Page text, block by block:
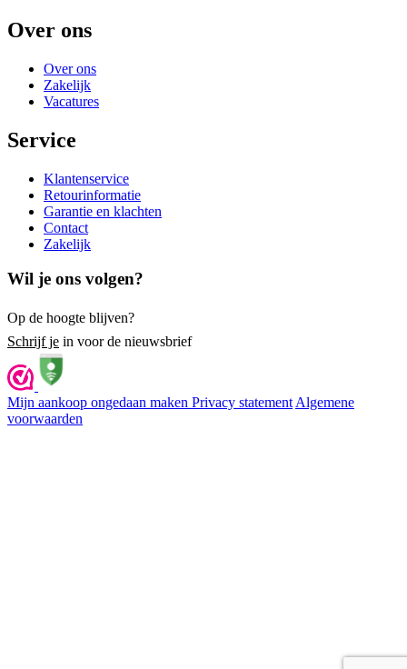
Over ons
Over ons
Zakelijk
Vacatures
Service
Klantenservice
Retourinformatie
Garantie en klachten
Contact
Zakelijk
Wil je ons volgen?
Op de hoogte blijven?
Schrijf je in voor de nieuwsbrief
Mijn aankoop ongedaan maken Privacy statement Algemene
voorwaarden